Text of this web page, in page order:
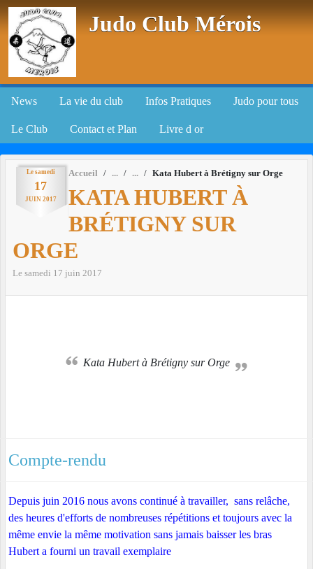
Judo Club Mérois
News La vie du club Infos Pratiques Judo pour tous
Le Club Contact et Plan Livre d or
Le samedi
17
JUIN 2017
Accueil Kata Hubert à Brétigny sur Orge
KATA HUBERT À
BRÉTIGNY SUR
ORGE
Le samedi 17 juin 2017
Kata Hubert à Brétigny sur Orge
Compte-rendu
Depuis juin 2016 nous avons continué à travailler, sans relâche,
des heures d'efforts de nombreuses répétitions et toujours avec la
même envie la même motivation sans jamais baisser les bras
Hubert a fourni un travail exemplaire
Panneau de gestion des cookies